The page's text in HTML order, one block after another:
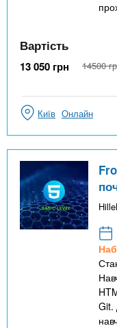
Вартість
13 050 грн 14500
Київ Онлайн
Git.